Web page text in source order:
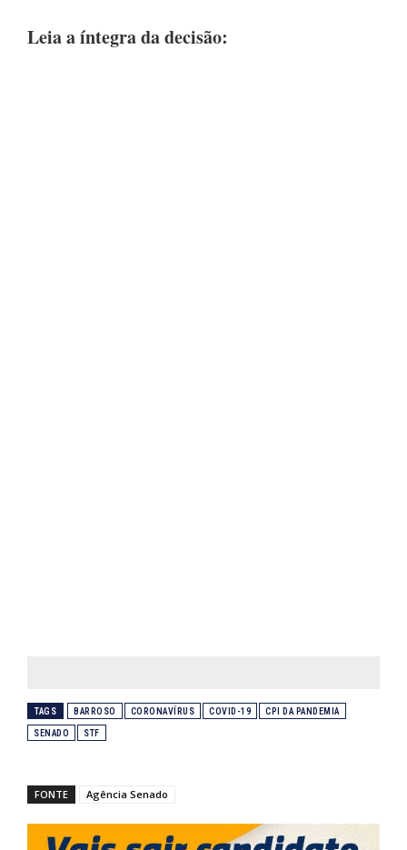
Leia a íntegra da decisão:
TAGS BARROSO CORONAVÍRUS COVID-19 CPI DA PANDEMIA
SENADO STF
FONTE Agência Senado